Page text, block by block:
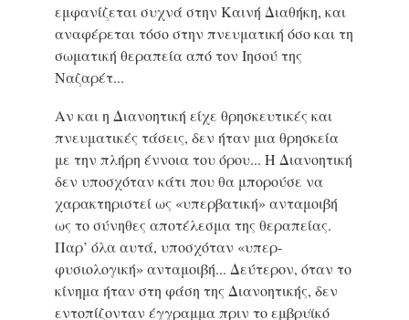
εμφανίζεται συχνά στην Καινή Διαθήκη, και
αναφέρεται τόσο στην πνευματική όσο και τη
σωματική θεραπεία από τον Ιησού της
Ναζαρέτ...
Αν και η Διανοητική είχε θρησκευτικές και
πνευματικές τάσεις, δεν ήταν μια θρησκεία
με την πλήρη έννοια του όρου... Η Διανοητική
δεν υποσχόταν κάτι που θα μπορούσε να
χαρακτηριστεί ως «υπερβατική» ανταμοιβή
ως το σύνηθες αποτέλεσμα της θεραπείας.
Παρ’ όλα αυτά, υποσχόταν «υπερ-
φυσιολογική» ανταμοιβή... Δεύτερον, όταν το
κίνημα ήταν στη φάση της Διανοητικής, δεν
εντοπίζονταν έγγραμμα πριν το εμβρυϊκό